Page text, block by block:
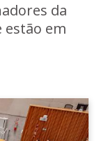
da
estão em